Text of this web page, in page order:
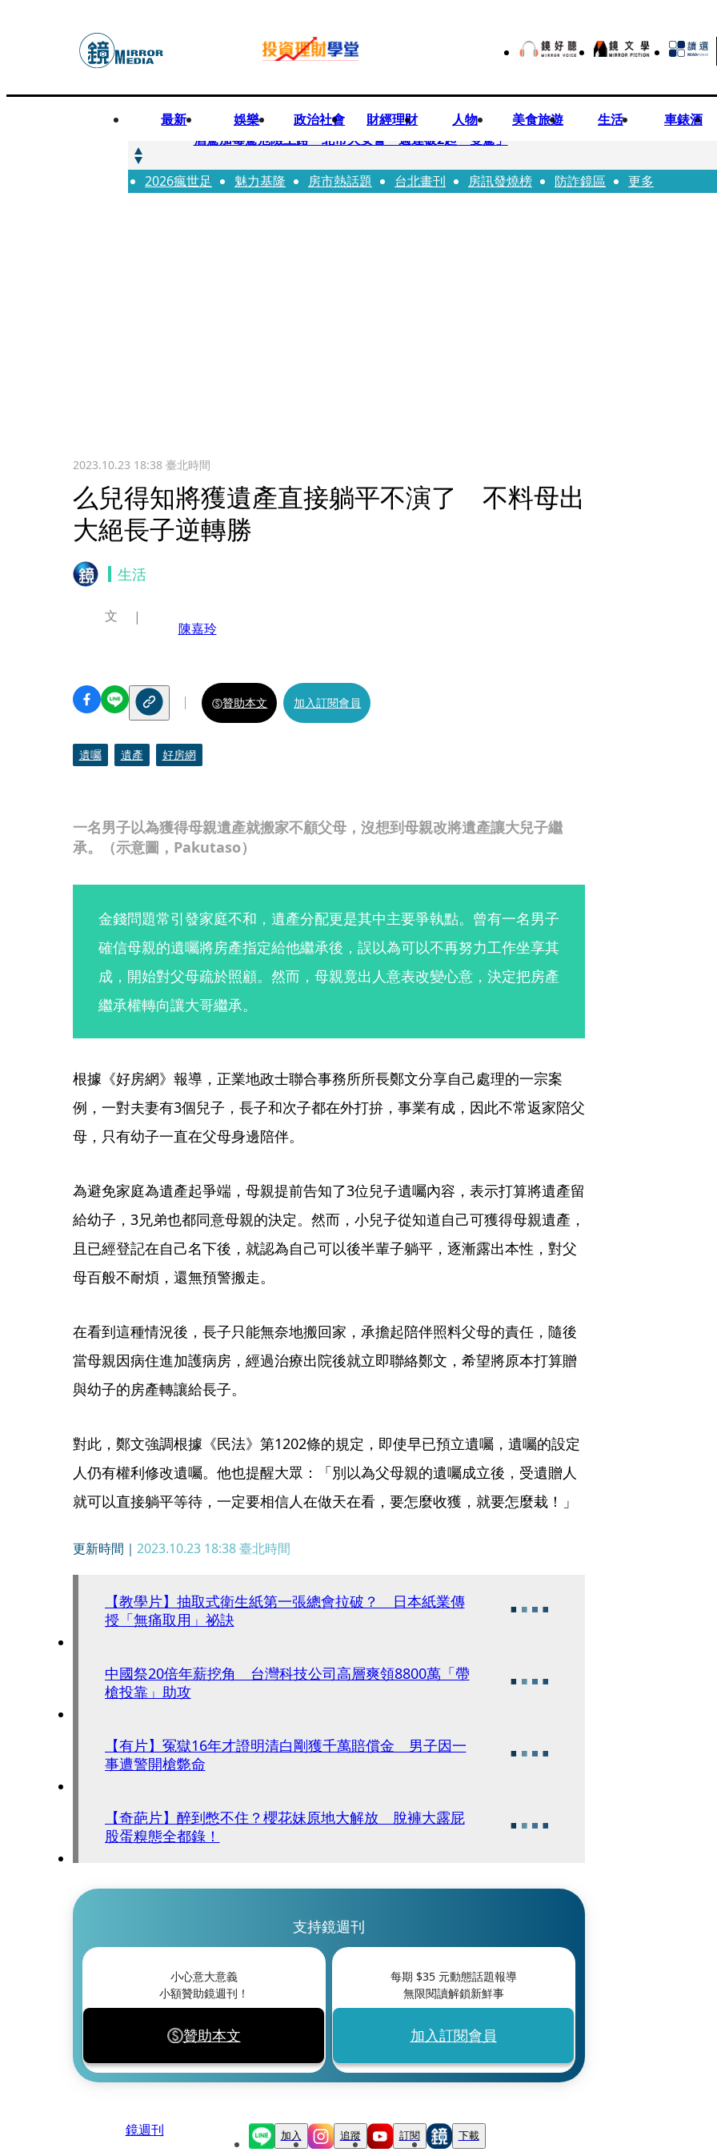
最新 娛樂 政治社會 財經理財 人物 美食旅遊 生活 車錶酒
快訊
酒駕加毒駕危險上路 北市大安警一週連破2起「雙駕」
快訊
Ozone黃文廷、FEniX夏浦洋組「神隊友」 邱以太、林亭莉熱血狂奔殺青淚崩
2026瘋世足 魅力基隆 房市熱話題 台北畫刊 房訊發燒榜 防詐鏡區 更多
2023.10.23 18:38臺北時間
么兒得知將獲遺產直接躺平不演了 不料母出
大絕長子逆轉勝
生活
一名男子以為獲得母親遺產就搬家不顧父母，沒想到母親改將遺產讓大兒子繼
承。（示意圖，Pakutaso）
文
陳嘉玲
贊助本文 加入訂閱會員
遺囑 遺產 好房網
金錢問題常引發家庭不和，遺產分配更是其中主要爭執點。曾有一名男子
確信母親的遺囑將房產指定給他繼承後，誤以為可以不再努力工作坐享其
成，開始對父母疏於照顧。然而，母親竟出人意表改變心意，決定把房產
繼承權轉向讓大哥繼承。
根據《好房網》報導，正業地政士聯合事務所所長鄭文分享自己處理的一宗案
例，一對夫妻有3個兒子，長子和次子都在外打拚，事業有成，因此不常返家陪父
母，只有幼子一直在父母身邊陪伴。
為避免家庭為遺產起爭端，母親提前告知了3位兒子遺囑內容，表示打算將遺產留
給幼子，3兄弟也都同意母親的決定。然而，小兒子從知道自己可獲得母親遺產，
且已經登記在自己名下後，就認為自己可以後半輩子躺平，逐漸露出本性，對父
母百般不耐煩，還無預警搬走。
在看到這種情況後，長子只能無奈地搬回家，承擔起陪伴照料父母的責任，隨後
當母親因病住進加護病房，經過治療出院後就立即聯絡鄭文，希望將原本打算贈
與幼子的房產轉讓給長子。
對此，鄭文強調根據《民法》第1202條的規定，即使早已預立遺囑，遺囑的設定
人仍有權利修改遺囑。他也提醒大眾：「別以為父母親的遺囑成立後，受遺贈人
就可以直接躺平等待，一定要相信人在做天在看，要怎麼收獲，就要怎麼栽！」
更新時間｜ 2023.10.23 18:38臺北時間
【教學片】抽取式衛生紙第一張總會拉破？ 日本紙業傳
授「無痛取用」祕訣
中國祭20倍年薪挖角 台灣科技公司高層爽領8800萬「帶
槍投靠」助攻
【有片】冤獄16年才證明清白剛獲千萬賠償金 男子因一
事遭警開槍斃命
【奇葩片】醉到憋不住？櫻花妹原地大解放 脫褲大露屁
股蛋糗態全都錄！
支持鏡週刊
小心意大意義
小額贊助鏡週刊！
贊助本文
每期 $35元動態話題報導
無限閱讀解鎖新鮮事
加入訂閱會員
鏡週刊 加入 追蹤 訂閱 下載